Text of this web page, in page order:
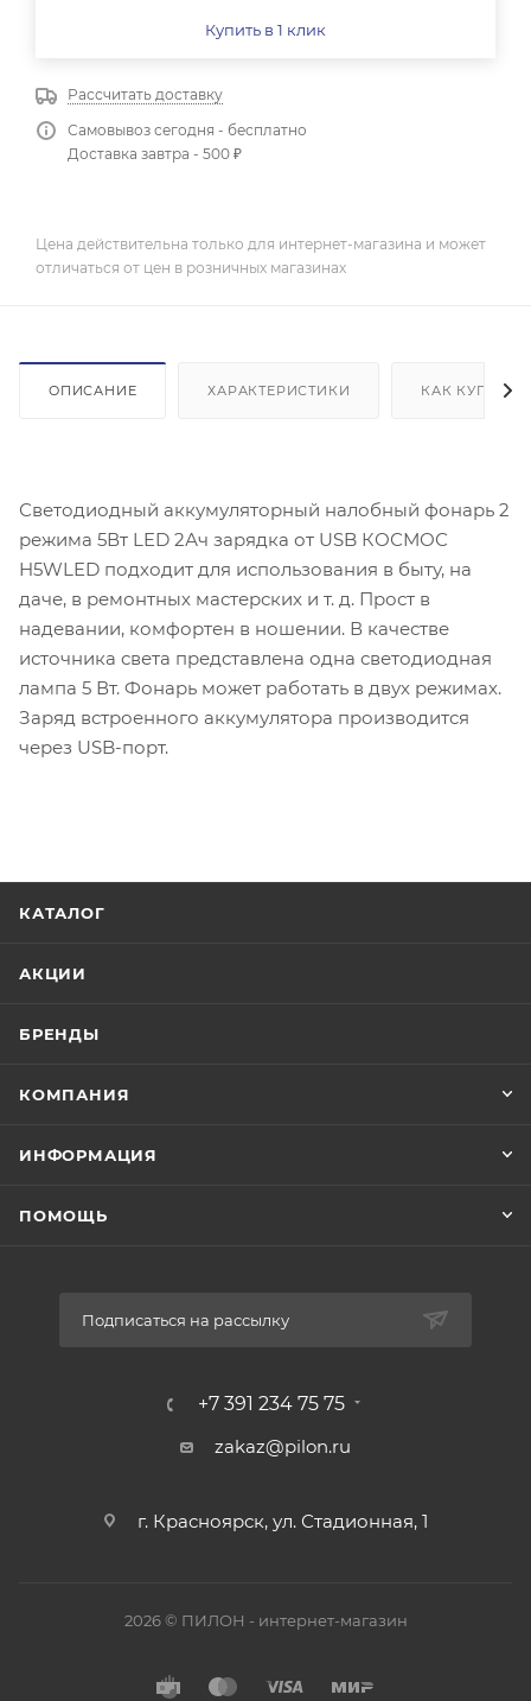
Купить в 1 клик
Рассчитать доставку
Самовывоз сегодня - бесплатно
Доставка завтра - 500 ₽
Цена действительна только для интернет-магазина и может
отличаться от цен в розничных магазинах
ОПИСАНИЕ ХАРАКТЕРИСТИКИ КАК КУПИТЬ
Светодиодный аккумуляторный налобный фонарь 2
режима 5Вт LED 2Ач зарядка от USB КОСМОС
H5WLED подходит для использования в быту, на
даче, в ремонтных мастерских и т. д. Прост в
надевании, комфортен в ношении. В качестве
источника света представлена одна светодиодная
лампа 5 Вт. Фонарь может работать в двух режимах.
Заряд встроенного аккумулятора производится
через USB-порт.
КАТАЛОГ
АКЦИИ
БРЕНДЫ
КОМПАНИЯ
ИНФОРМАЦИЯ
ПОМОЩЬ
Подписаться на рассылку
+7 391 234 75 75
zakaz@pilon.ru
г. Красноярск, ул. Стадионная, 1
2026 © ПИЛОН - интернет-магазин